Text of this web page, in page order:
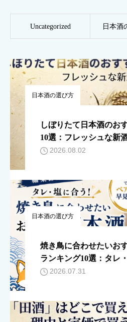
Uncategorized 日本酒
日本酒の選び方
しぼりたて日本酒のお
10選：フレッシュな新
2026.08.02
日本酒の選び方
焼き鳥に合わせたいお
ランキング10選：タレ
ングを徹底解説
2026.07.31